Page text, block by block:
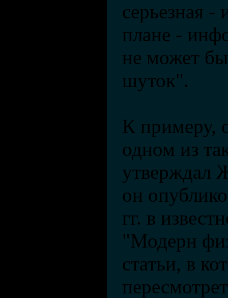
серьезная -
плане -
не может
шуток".
К примеру,
одном из
утверждал
он
гг. в
"Модерн
статьи, в